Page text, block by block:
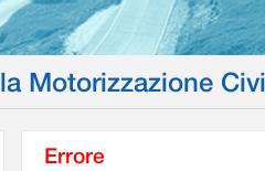
Motorizzazione
Errore